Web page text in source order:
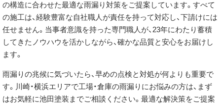
の構造に合わせた最適な雨漏り対策をご提案しています。すべて
の施工は、経験豊富な自社職人が責任を持って対応し、下請けには
任せません。当事者意識を持った専門職人が、23年にわたり蓄積
してきたノウハウを活かしながら、確かな品質と安心をお届けし
ます。
雨漏りの兆候に気づいたら、早めの点検と対処が何よりも重要で
す。川崎・横浜エリアで工場・倉庫の雨漏りにお悩みの方は、まず
はお気軽に池田塗装までご相談ください。最適な解決策をご提案